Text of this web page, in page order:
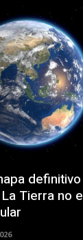
Tierra no